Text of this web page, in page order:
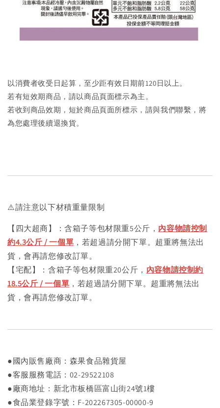
以消費者收受日起算，至少距有效日期前120日以上。
若有短效期商品，請以商品頁面標示為主。
若收到商品效期，短於商品頁面所標示，請與我們聯繫，將
為您處理後續退換貨。
⚠️請注意以下材積重量限制
【四大超商】：含箱子等包材限重5公斤， 內容物請控制
約4.3公斤 / 一個單 ，若超過請分開下單。超重將無法出
貨，會再請您修改訂單。
【宅配】：含箱子等包材限重20公斤， 內容物請控制約
18.5公斤 / 一個單 ，若超過請分開下單。超重將無法出
貨，會再請您修改訂單。
●國內販售廠商：森果食品雜貨屋
●客服服務電話：02-29522108
●廠商地址：新北市板橋區富山街24號1樓
●食品業登錄字號：F-202267305-00000-9